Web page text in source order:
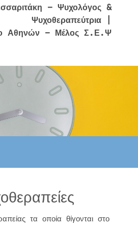
– Ψυχολόγος &
Ψυχοθεραπεύτρια |
Αθηνών – Μέλος Σ.Ε.Ψ
τα οποία θίγονται στο